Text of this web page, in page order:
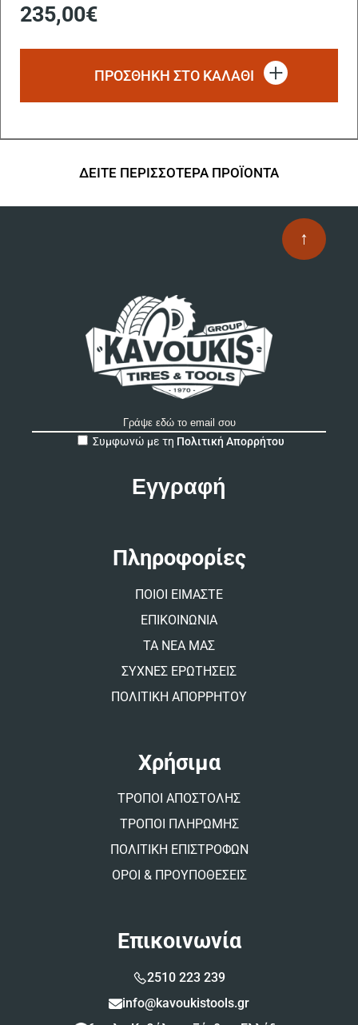
235,00€
ΠΡΟΣΘΗΚΗ ΣΤΟ ΚΑΛΑΘΙ
ΔΕΙΤΕ ΠΕΡΙΣΣΟΤΕΡΑ ΠΡΟΪΟΝΤΑ
↑
Συμφωνώ με τη Πολιτική Απορρήτου
Πληροφορίες
ΠΟΙΟΙ ΕΙΜΑΣΤΕ
ΕΠΙΚΟΙΝΩΝΙΑ
ΤΑ ΝΕΑ ΜΑΣ
ΣΥΧΝΕΣ ΕΡΩΤΗΣΕΙΣ
ΠΟΛΙΤΙΚΗ ΑΠΟΡΡΗΤΟΥ
Χρήσιμα
ΤΡΟΠΟΙ ΑΠΟΣΤΟΛΗΣ
ΤΡΟΠΟΙ ΠΛΗΡΩΜΗΣ
ΠΟΛΙΤΙΚΗ ΕΠΙΣΤΡΟΦΩΝ
ΟΡΟΙ & ΠΡΟΥΠΟΘΕΣΕΙΣ
Επικοινωνία
2510 223 239
info@kavoukistools.gr